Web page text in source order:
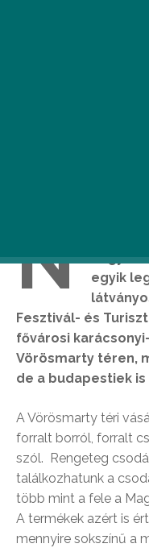
N
hogy ne
egyik
Fesztivál- és
fővárosi
Vörösmarty téren,
de a budapestiek is
A Vörösmarty téri
forralt borról, forralt
szól. Rengeteg
találkozhatunk a
több mint a fele a
A termékek azért is
mennyire sokszínű a